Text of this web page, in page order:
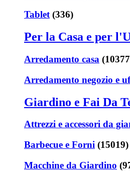
Tablet (336)
Per la Casa e per
Arredamento casa
Arredamento negozio e
Giardino e Fai Da
Attrezzi e accessori da
Barbecue e Forni (15019)
Macchine da Giardino